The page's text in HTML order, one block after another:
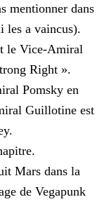
mentionner dans
les a vaincus).
le Vice-Amiral
Right ».
Pomsky en
Guillotine est
Mars dans la
de Vegapunk